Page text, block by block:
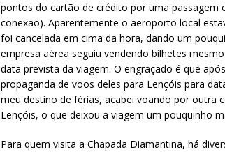
pontos do cartão de crédito por uma passagem
conexão). Aparentemente o aeroporto local
foi cancelada em cima da hora, dando um
empresa aérea seguiu vendendo bilhetes
data prevista da viagem. O engraçado é que
propaganda de voos deles para Lençóis para
meu destino de férias, acabei voando por outra
Lençóis, o que deixou a viagem um pouquinho
Para quem visita a Chapada Diamantina, há